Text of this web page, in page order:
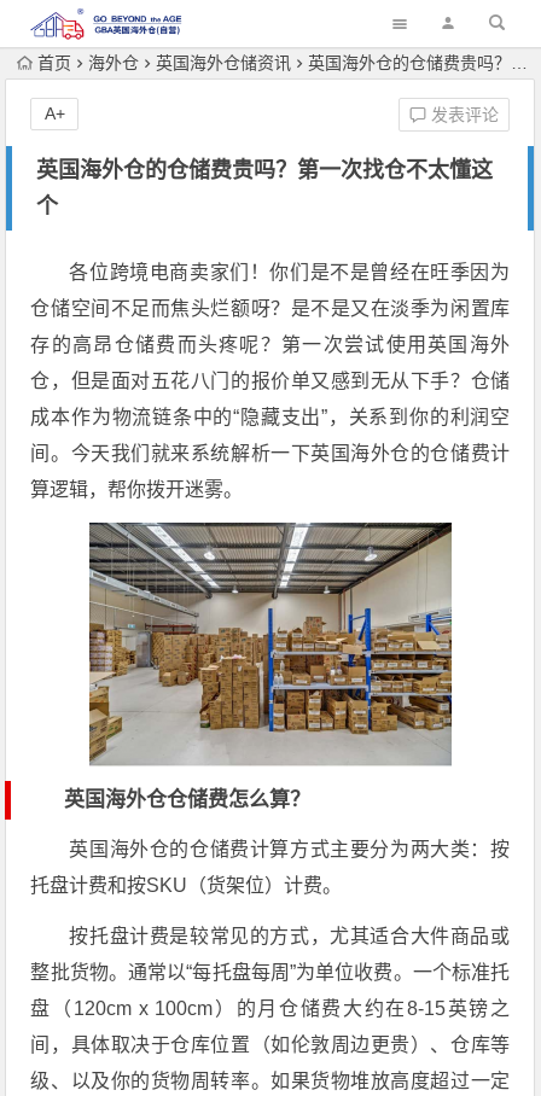
首页 海外仓 英国海外仓储资讯 英国海外仓的仓储费贵吗？第一次找仓不太懂这个
英国海外仓的仓储费贵吗？第一次找仓不太懂这
个
发表评论
A+
各位跨境电商卖家们！你们是不是曾经在旺季因为
仓储空间不足而焦头烂额呀？是不是又在淡季为闲置库
存的高昂仓储费而头疼呢？第一次尝试使用英国海外
仓，但是面对五花八门的报价单又感到无从下手？仓储
成本作为物流链条中的“隐藏支出”，关系到你的利润空
间。今天我们就来系统解析一下英国海外仓的仓储费计
算逻辑，帮你拨开迷雾。
英国海外仓仓储费怎么算？
英国海外仓的仓储费计算方式主要分为两大类：按
托盘计费和按SKU（货架位）计费。
按托盘计费是较常见的方式，尤其适合大件商品或
整批货物。通常以“每托盘每周”为单位收费。一个标准托
盘（120cm x 100cm）的月仓储费大约在8-15英镑之
间，具体取决于仓库位置（如伦敦周边更贵）、仓库等
级、以及你的货物周转率。如果货物堆放高度超过一定